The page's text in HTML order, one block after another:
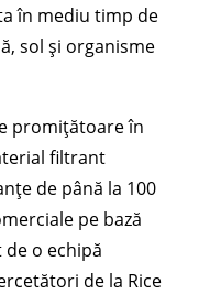
în mediu timp de
sol și organisme
promițătoare în
filtrant
de până la 100
pe bază
o echipă
de la Rice